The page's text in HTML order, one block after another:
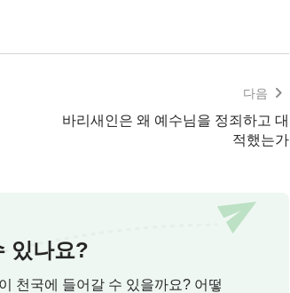
다음
바리새인은 왜 예수님을 정죄하고 대
적했는가
있나요?
천국에 들어갈 수 있을까요? 어떻